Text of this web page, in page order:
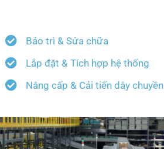
Bảo trì & Sửa chữa
Lắp đặt & Tích hợp hệ thống
Nâng cấp & Cải tiến dây chuyền